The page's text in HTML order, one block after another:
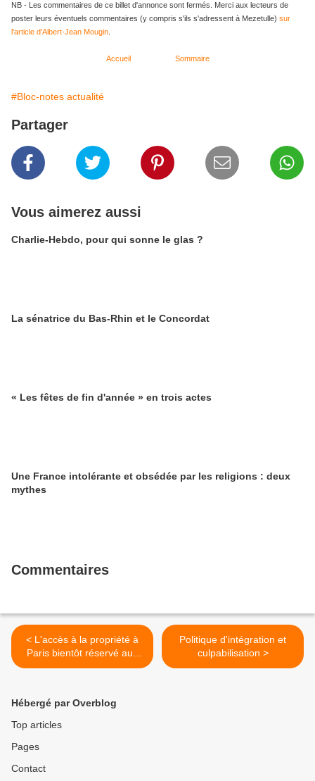
NB - Les commentaires de ce billet d'annonce sont fermés. Merci aux lecteurs de
poster leurs éventuels commentaires (y compris s'ils s'adressent à Mezetulle) sur
l'article d'Albert-Jean Mougin
Accueil Sommaire
#Bloc-notes actualité
Partager
Vous aimerez aussi
Charlie-Hebdo, pour qui sonne le glas ?
La sénatrice du Bas-Rhin et le Concordat
« Les fêtes de fin d'année » en trois actes
Une France intolérante et obsédée par les religions : deux
mythes
Commentaires
< L'accès à la propriété à
Paris bientôt réservé aux
Parisiens ?
Politique d'intégration et
culpabilisation >
Hébergé par Overblog
Top articles
Pages
Contact